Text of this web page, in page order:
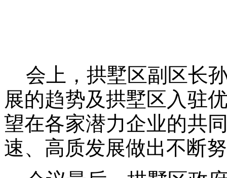
会上，拱墅区副区长
展的趋势及拱墅区入驻
望在各家潜力企业的共
速、高质发展做出不断